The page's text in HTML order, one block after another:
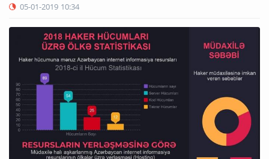
05-01-2019 10:34